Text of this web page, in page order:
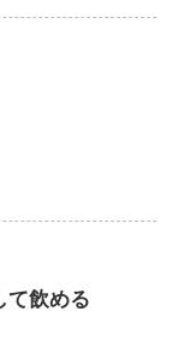
て飲める